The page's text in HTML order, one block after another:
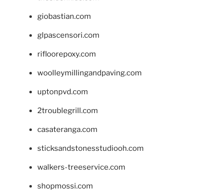
giobastian.com
glpascensori.com
rifloorepoxy.com
woolleymillingandpaving.com
uptonpvd.com
2troublegrill.com
casateranga.com
sticksandstonesstudiooh.com
walkers-treeservice.com
shopmossi.com